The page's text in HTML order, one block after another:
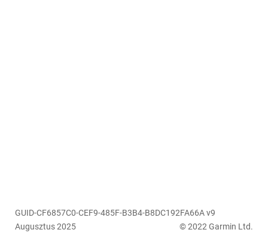
GUID-CF6857C0-CEF9-485F-B3B4-B8DC192FA66A v9
Augusztus 2025
© 2022 Garmin Ltd.